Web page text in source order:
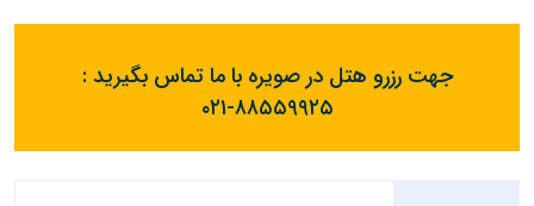
جهت رزرو هتل در صویره با ما تماس بگیرید :
۰۲۱-۸۸۵۵۹۹۲۵